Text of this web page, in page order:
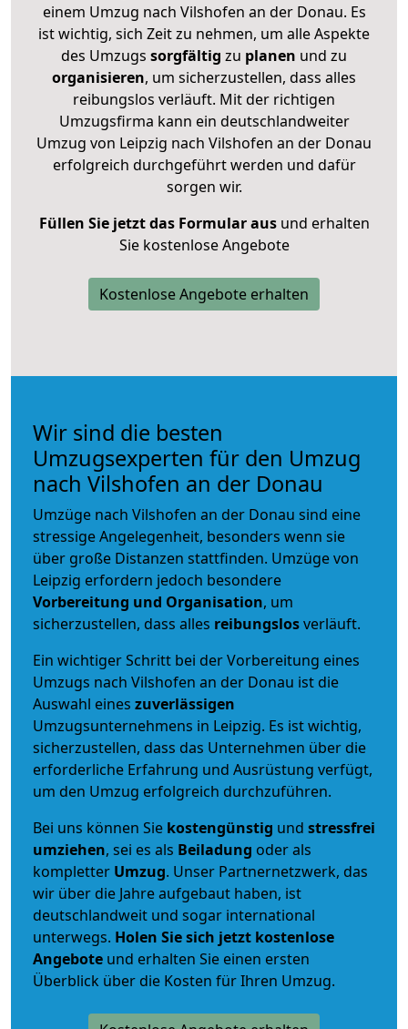
einem Umzug nach Vilshofen an der Donau. Es
ist wichtig, sich Zeit zu nehmen, um alle Aspekte
des Umzugs sorgfältig zu planen und zu
organisieren, um sicherzustellen, dass alles
reibungslos verläuft. Mit der richtigen
Umzugsfirma kann ein deutschlandweiter
Umzug von Leipzig nach Vilshofen an der Donau
erfolgreich durchgeführt werden und dafür
sorgen wir.
Füllen Sie jetzt das Formular ausund erhalten
Sie kostenlose Angebote
Kostenlose Angebote erhalten
Wir sind die besten
Umzugsexperten für den Umzug
nach Vilshofen an der Donau
Umzüge nach Vilshofen an der Donau sind eine
stressige Angelegenheit, besonders wenn sie
über große Distanzen stattfinden. Umzüge von
Leipzig erfordern jedoch besondere
Vorbereitung und Organisation, um
sicherzustellen, dass alles reibungslosverläuft.
Ein wichtiger Schritt bei der Vorbereitung eines
Umzugs nach Vilshofen an der Donau ist die
Auswahl eines zuverlässigen
Umzugsunternehmens in Leipzig. Es ist wichtig,
sicherzustellen, dass das Unternehmen über die
erforderliche Erfahrung und Ausrüstung verfügt,
um den Umzug erfolgreich durchzuführen.
Bei uns können Sie kostengünstig und stressfrei
umziehen, sei es als Beiladung oder als
kompletter Umzug. Unser Partnernetzwerk, das
wir über die Jahre aufgebaut haben, ist
deutschlandweit und sogar international
unterwegs. Holen Sie sich jetzt kostenlose
Angebote und erhalten Sie einen ersten
Überblick über die Kosten für Ihren Umzug.